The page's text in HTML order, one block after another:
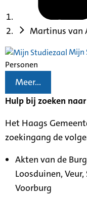
Martinus van
Mijn
Personen
Meer...
Hulp bij zoeken
Het Haags
zoekingang de
Akten van de
Loosduinen,
Voorburg